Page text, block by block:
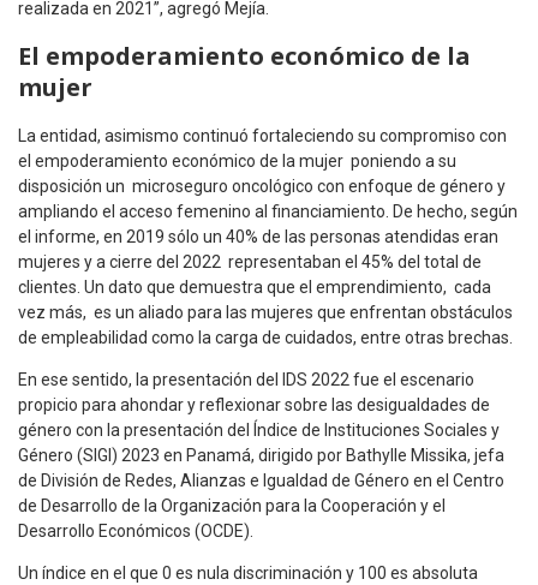
realizada en 2021”, agregó Mejía.
El empoderamiento económico de la
mujer
La entidad, asimismo continuó fortaleciendo su compromiso con
el empoderamiento económico de la mujer poniendo a su
disposición un microseguro oncológico con enfoque de género y
ampliando el acceso femenino al financiamiento. De hecho, según
el informe, en 2019 sólo un 40% de las personas atendidas eran
mujeres y a cierre del 2022 representaban el 45% del total de
clientes. Un dato que demuestra que el emprendimiento, cada
vez más, es un aliado para las mujeres que enfrentan obstáculos
de empleabilidad como la carga de cuidados, entre otras brechas.
En ese sentido, la presentación del IDS 2022 fue el escenario
propicio para ahondar y reflexionar sobre las desigualdades de
género con la presentación del Índice de Instituciones Sociales y
Género (SIGI) 2023 en Panamá, dirigido por Bathylle Missika, jefa
de División de Redes, Alianzas e Igualdad de Género en el Centro
de Desarrollo de la Organización para la Cooperación y el
Desarrollo Económicos (OCDE).
Un índice en el que 0 es nula discriminación y 100 es absoluta